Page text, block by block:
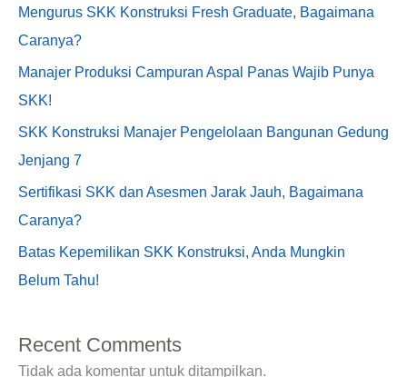
Mengurus SKK Konstruksi Fresh Graduate, Bagaimana
Caranya?
Manajer Produksi Campuran Aspal Panas Wajib Punya
SKK!
SKK Konstruksi Manajer Pengelolaan Bangunan Gedung
Jenjang 7
Sertifikasi SKK dan Asesmen Jarak Jauh, Bagaimana
Caranya?
Batas Kepemilikan SKK Konstruksi, Anda Mungkin
Belum Tahu!
Recent Comments
Tidak ada komentar untuk ditampilkan.